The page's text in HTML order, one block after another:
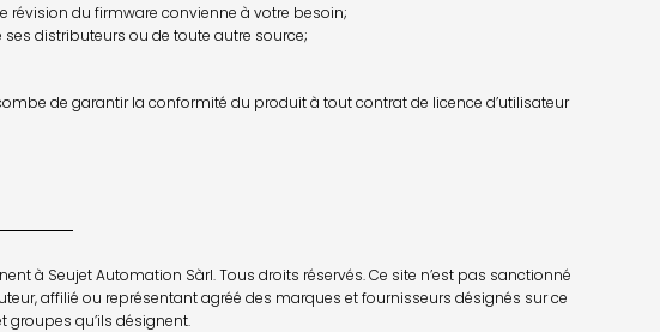
révision du firmware convienne à votre besoin;
distributeurs ou de toute autre source;
de garantir la conformité du produit à tout contrat de licence d’utilisateur
à Seujet Automation Sàrl. Tous droits réservés. Ce site n’est pas sanctionné
affilié ou représentant agréé des marques et fournisseurs désignés sur ce
groupes qu’ils désignent.